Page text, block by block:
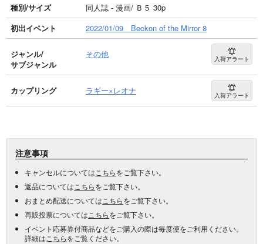
種別/サイズ
同人誌 - 漫画/ Ｂ５ 30p
初出イベント
2022/01/09 Beckon of the Mirror 8
ジャンル/
サブジャンル
その他 入荷アラート
カップリング ラギー×レオナ 入荷アラート
注意事項
キャンセルについては こちらをご覧下さい。
返品については こちらをご覧下さい。
おまとめ配送については こちらをご覧下さい。
再販投票については こちらをご覧下さい。
イベント応募券付商品などをご購入の際は毎度便をご利用ください。
詳細は こちらをご覧ください。